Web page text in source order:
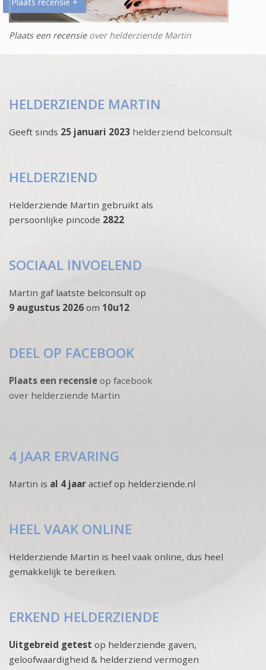
Plaats een recensieover helderziende Martin
HELDERZIENDE MARTIN
Geeft sinds 25 januari 2023 helderziend belconsult
HELDERZIEND
Helderziende Martin gebruikt als
persoonlijke pincode 2822
SOCIAAL INVOELEND
Martin gaf laatste belconsult op
9 augustus 2026 om 10u12
DEEL OP FACEBOOK
Plaats een recensie op facebook
over helderziende Martin
4 JAAR ERVARING
Martin is al 4 jaar actief op helderziende.nl
HEEL VAAK ONLINE
Helderziende Martin is heel vaak online, dus heel
gemakkelijk te bereiken.
ERKEND HELDERZIENDE
Uitgebreid getest op helderziende gaven,
geloofwaardigheid & helderziend vermogen